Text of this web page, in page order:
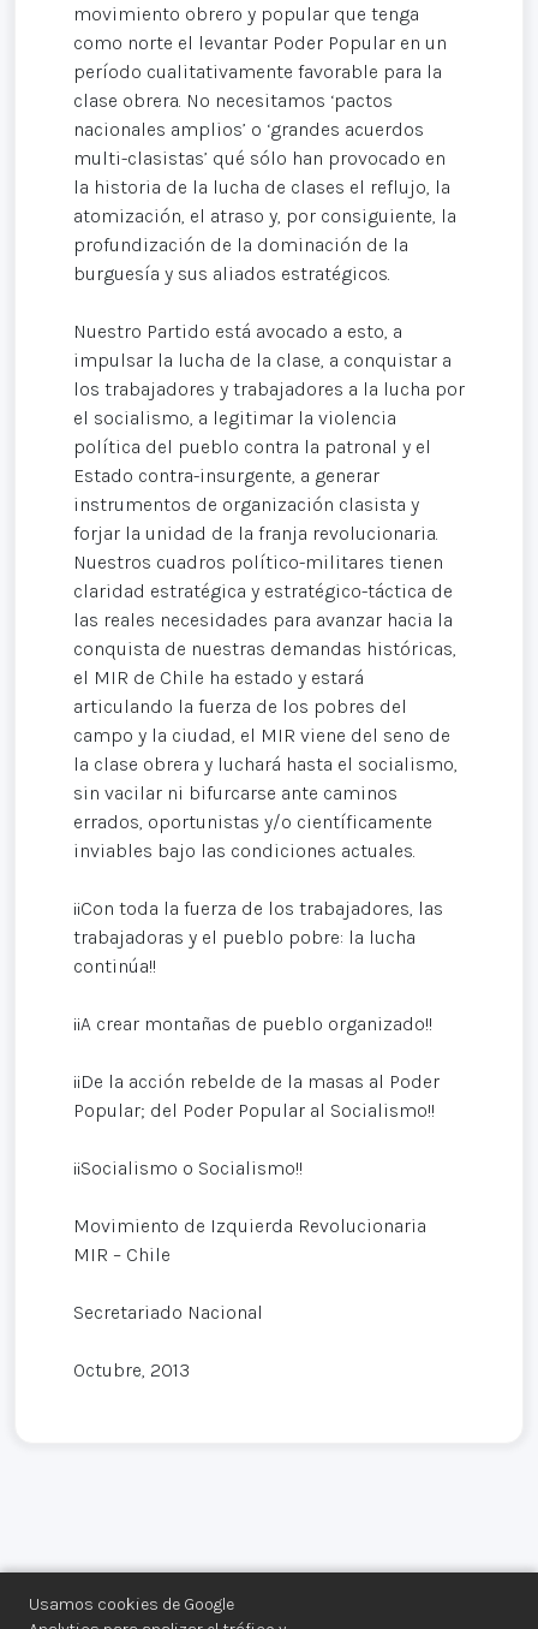
Usamos cookies de Google
movimiento obrero y popular que tenga
como norte el levantar Poder Popular en un
período cualitativamente favorable para la
clase obrera. No necesitamos ‘pactos
nacionales amplios’ o ‘grandes acuerdos
multi-clasistas’ qué sólo han provocado en
la historia de la lucha de clases el reflujo, la
atomización, el atraso y, por consiguiente, la
profundización de la dominación de la
burguesía y sus aliados estratégicos.
Nuestro Partido está avocado a esto, a
impulsar la lucha de la clase, a conquistar a
los trabajadores y trabajadores a la lucha por
el socialismo, a legitimar la violencia
política del pueblo contra la patronal y el
Estado contra-insurgente, a generar
instrumentos de organización clasista y
forjar la unidad de la franja revolucionaria.
Nuestros cuadros político-militares tienen
claridad estratégica y estratégico-táctica de
las reales necesidades para avanzar hacia la
conquista de nuestras demandas históricas,
el MIR de Chile ha estado y estará
articulando la fuerza de los pobres del
campo y la ciudad, el MIR viene del seno de
la clase obrera y luchará hasta el socialismo,
sin vacilar ni bifurcarse ante caminos
errados, oportunistas y/o científicamente
inviables bajo las condiciones actuales.
¡¡Con toda la fuerza de los trabajadores, las
trabajadoras y el pueblo pobre: la lucha
continúa!!
¡¡A crear montañas de pueblo organizado!!
¡¡De la acción rebelde de la masas al Poder
Popular; del Poder Popular al Socialismo!!
¡¡Socialismo o Socialismo!!
Movimiento de Izquierda Revolucionaria
MIR – Chile
Secretariado Nacional
Octubre, 2013